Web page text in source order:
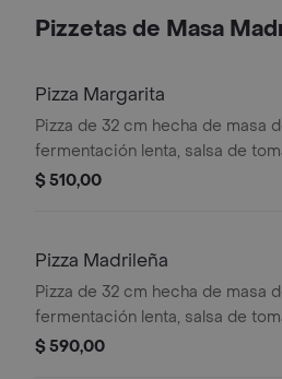
Pizzetas de Masa
Pizza Margarita
Pizza de 32 cm hecha de masa
fermentación lenta, salsa de
casera, con mozzarella y orégano.
$ 510,00
Pizza Madrileña
Pizza de 32 cm hecha de masa
fermentación lenta, salsa de
casera con jamón serrano y
$ 590,00